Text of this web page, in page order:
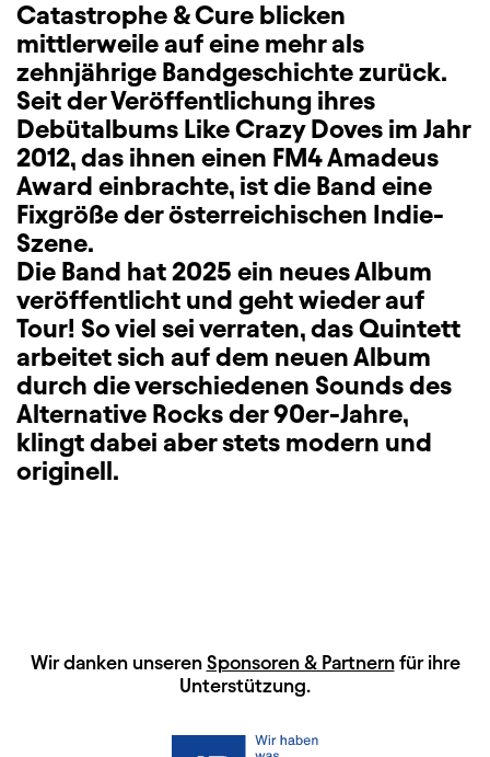
Catastrophe & Cure blicken
mittlerweile auf eine mehr als
zehnjährige Bandgeschichte zurück.
Seit der Veröffentlichung ihres
Debütalbums Like Crazy Doves im Jahr
2012, das ihnen einen FM4 Amadeus
Award einbrachte, ist die Band eine
Fixgröße der österreichischen Indie-
Szene.
Die Band hat 2025 ein neues Album
veröffentlicht und geht wieder auf
Tour! So viel sei verraten, das Quintett
arbeitet sich auf dem neuen Album
durch die verschiedenen Sounds des
Alternative Rocks der 90er-Jahre,
klingt dabei aber stets modern und
originell.
HAUPTSPONSOREN
Wir danken unseren Sponsoren & Partnernfür ihre
Unterstützung.